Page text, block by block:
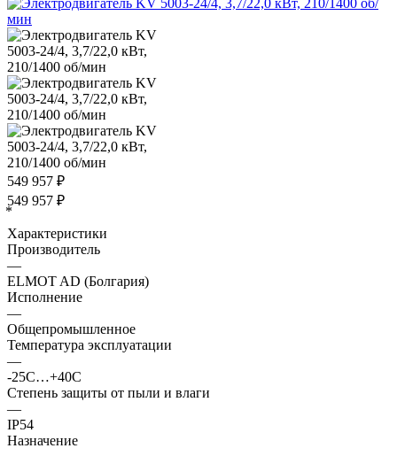
549 957 ₽
549 957 ₽
*
Характеристики
Производитель
—
ELMOT AD (Болгария)
Исполнение
—
Общепромышленное
Температура эксплуатации
—
-25С…+40С
Степень защиты от пыли и влаги
—
IP54
Назначение